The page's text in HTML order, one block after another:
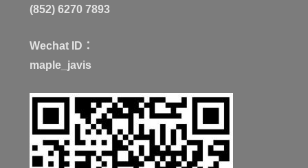
(852) 6270 7893
Wechat ID：
maple_javis